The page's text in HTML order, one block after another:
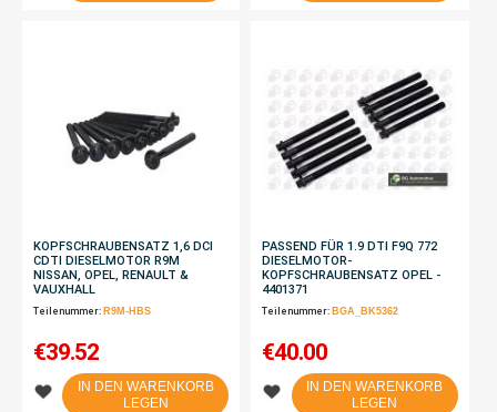
KOPFSCHRAUBENSATZ 1,6 DCI
CDTI DIESELMOTOR R9M
NISSAN, OPEL, RENAULT &
VAUXHALL
Teilenummer: R9M-HBS
€39.52
IN DEN WARENKORB
LEGEN
PASSEND FÜR 1.9 DTI F9Q 772
DIESELMOTOR-
KOPFSCHRAUBENSATZ OPEL -
4401371
Teilenummer: BGA_BK5362
€40.00
IN DEN WARENKORB
LEGEN